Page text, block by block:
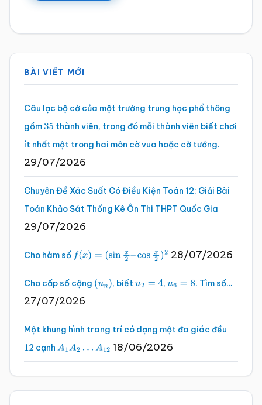
Sidebar
chính
BÀI VIẾT MỚI
Câu lạc bộ cờ của một trường trung học phổ thông
gồm35 thành viên, trong đó mỗi thành viên biết chơi
ít nhất một trong hai môn cờ vua hoặc cờ tướng.
29/07/2026
Chuyên Đề Xác Suất Có Điều Kiện Toán 12: Giải Bài
Toán Khảo Sát Thống Kê Ôn Thi THPT Quốc Gia
29/07/2026
Cho hàm số f(x)=(sinx2 –cosx2 )2 28/07/2026
Cho cấp số cộng (un), biếtu2 =4 , u6 =8 . Tìm số…
27/07/2026
Một khung hình trang trí có dạng một đa giác đều
12 cạnh A1A2…A 12 18/06/2026